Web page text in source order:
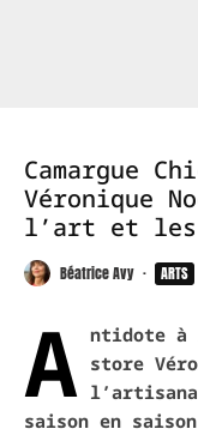
Camargue
Véronique
l’art et
Béatrice Avy · ARTS
A ntidote à
store
saison en